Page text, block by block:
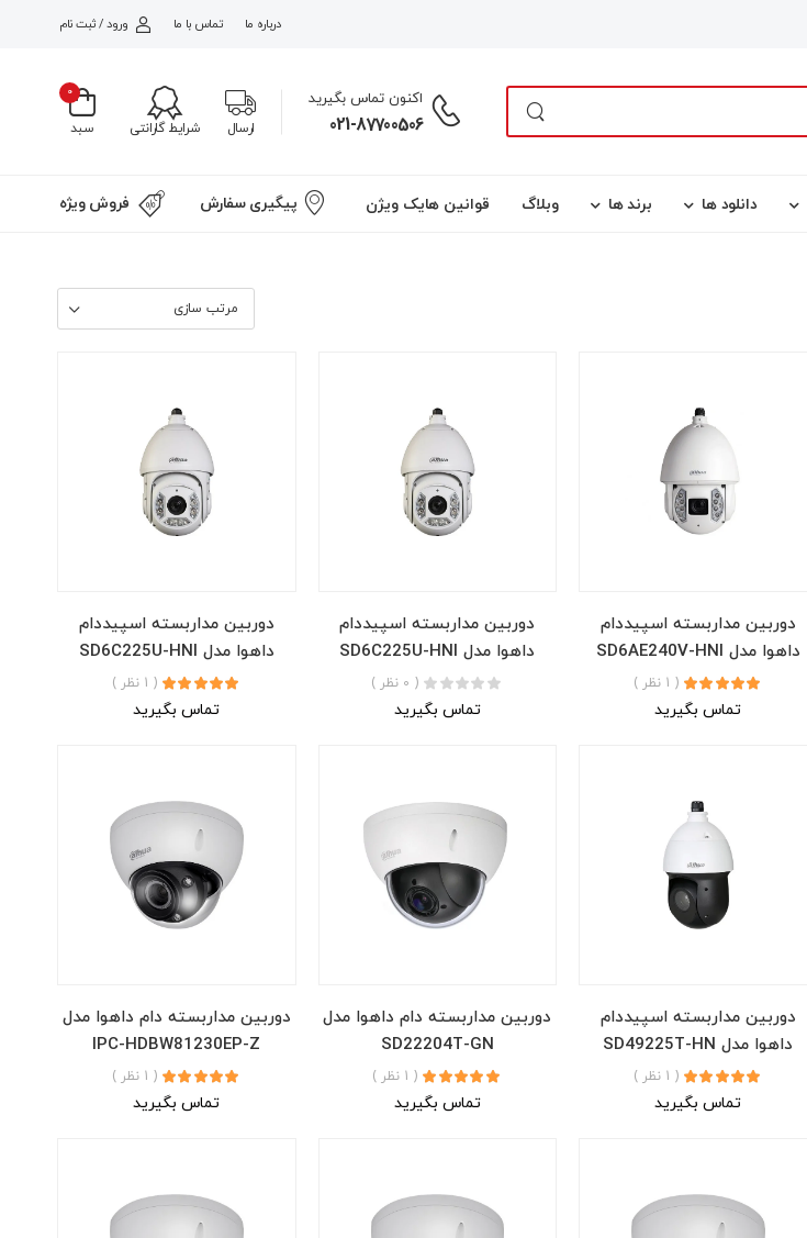
درباره ما تماس با ما ورود / ثبت نام
اکنون تماس بگیرید
021-87700506 ارسال شرایط گارانتی
0
سبد
دانلود ها برند ها وبلاگ قوانین هایک ویژن پیگیری سفارش فروش ویژه
دوربین مداربسته اسپیددام
داهوا مدل SD6AE240V-HNI
( 1 نظر )
تماس بگیرید
دوربین مداربسته اسپیددام
داهوا مدل SD6C225U-HNI
( 0 نظر )
تماس بگیرید
دوربین مداربسته اسپیددام
داهوا مدل SD6C225U-HNI
( 1 نظر )
تماس بگیرید
دوربین مداربسته اسپیددام
داهوا مدل SD49225T-HN
( 1 نظر )
تماس بگیرید
دوربین مداربسته دام داهوا مدل
SD22204T-GN
( 1 نظر )
تماس بگیرید
دوربین مداربسته دام داهوا مدل
IPC-HDBW81230EP-Z
( 1 نظر )
تماس بگیرید